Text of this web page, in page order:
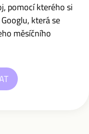
pomocí kterého si
která se
měsíčního